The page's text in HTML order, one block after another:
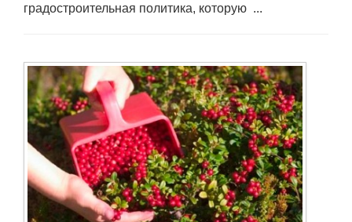
градостроительная политика, которую ...